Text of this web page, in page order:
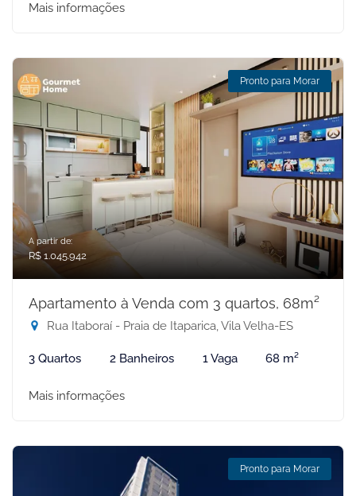
Mais informações
Pronto para Morar
A partir de:
R$ 1.045.942
Apartamento à Venda com 3 quartos, 68m²
Rua Itaboraí - Praia de Itaparica, Vila Velha-ES
3 Quartos 2 Banheiros 1 Vaga 68 m²
Mais informações
Pronto para Morar